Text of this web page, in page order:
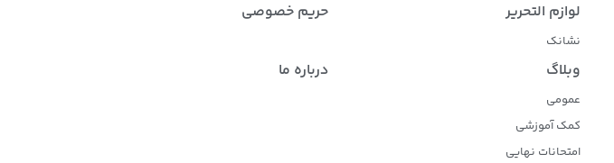
لوازم التحریر
نشانک
حریم خصوصی
وبلاگ
عمومی
کمک آموزشی
امتحانات نهایی
درباره ما